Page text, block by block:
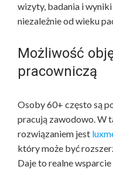
wizyty, badania i
niezależnie od wieku
Możliwość
pracowniczą
Osoby 60+ często są
pracują zawodowo. W
rozwiązaniem jest
który może być
Daje to realne